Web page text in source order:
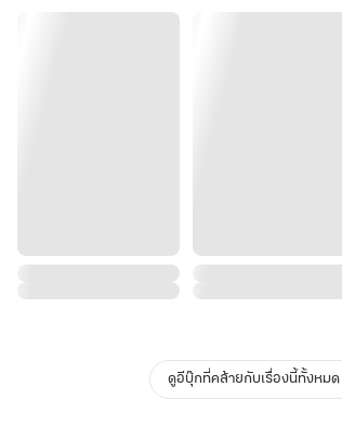
นาง
ดูอีบุ๊กที่คล้ายกับเรื่องนี้ทั้งหมด